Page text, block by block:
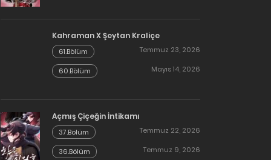
Kahraman X Şeytan Kraliçe
61.Bölüm Temmuz 23, 2026
60.Bölüm Mayıs 14, 2026
Açmış Çiçeğin İntikamı
37.Bölüm Temmuz 22, 2026
36.Bölüm Temmuz 9, 2026